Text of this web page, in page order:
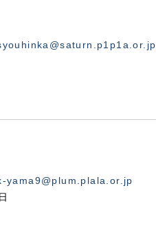
yama9@plum.plala.or.jp